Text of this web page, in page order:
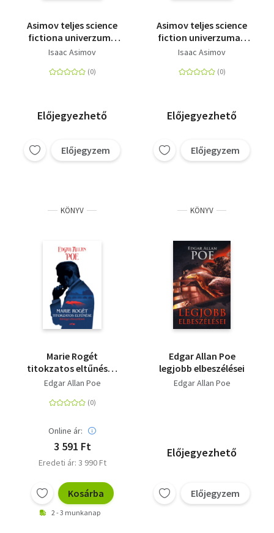
Asimov teljes science
fictiona univerzuma
IX. - Encyclopedia
9.
Isaac Asimov
Előjegyezhető
Előjegyzem
Asimov teljes science
fiction univerzuma -
Encyclopedia
Isaac Asimov
Előjegyezhető
Előjegyzem
KÖNYV
Marie Rogét
titokzatos eltűnése -
Bűnügyi elbeszélések
Edgar Allan Poe
Online ár:
3 591 Ft
Eredeti ár: 3 990 Ft
Kosárba
2 - 3 munkanap
KÖNYV
Edgar Allan Poe
legjobb elbeszélései
Edgar Allan Poe
Előjegyezhető
Előjegyzem